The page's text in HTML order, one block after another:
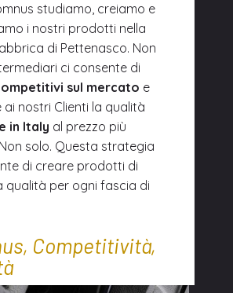
studiamo, creiamo e
i nostri prodotti nella
di Pettenasco. Non
ci consente di
sul mercato e
nostri Clienti la qualità
in Italy al prezzo più
solo. Questa strategia
di creare prodotti di
qualità per ogni fascia di
Competitività,